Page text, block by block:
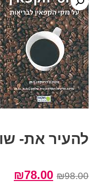
להעיר את-
₪98.00
המחיר₪78.00